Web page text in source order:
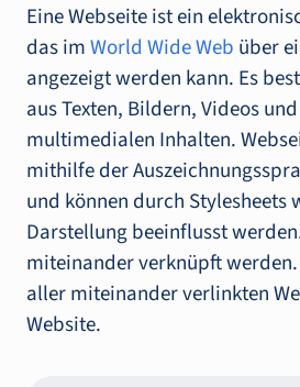
Eine Webseite ist ein
das imWorld Wide Web über
angezeigt werden kann. Es
aus Texten, Bildern, Videos
multimedialen Inhalten.
mithilfe der
und können durch Stylesheets
Darstellung beeinflusst
miteinander verknüpft
aller miteinander verlinkten
Website.